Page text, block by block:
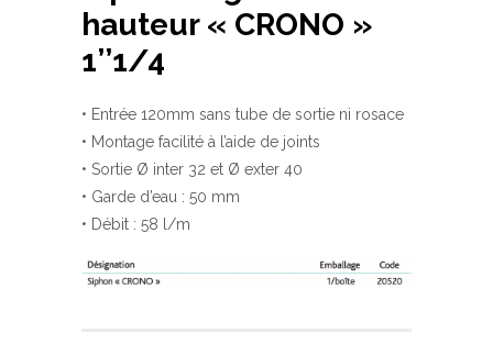
hauteur « CRONO »
1’’1/4
• Entrée 120mm sans tube de sortie ni rosace
• Montage facilité à l’aide de joints
• Sortie Ø inter 32 et Ø exter 40
• Garde d’eau : 50 mm
• Débit : 58 l/m